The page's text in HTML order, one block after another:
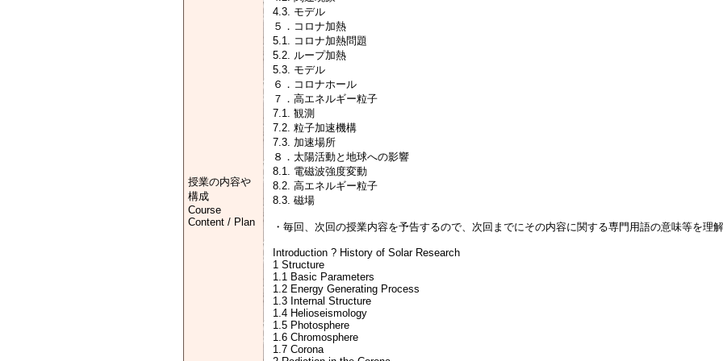
授業の内容や
構成
Course
Content / Plan
4.3. モデル
５．コロナ加熱
5.1. コロナ加熱問題
5.2. ループ加熱
5.3. モデル
６．コロナホール
７．高エネルギー粒子
7.1. 観測
7.2. 粒子加速機構
7.3. 加速場所
８．太陽活動と地球への影響
8.1. 電磁波強度変動
8.2. 高エネルギー粒子
8.3. 磁場
・毎回、次回の授業内容を予告するので、次回までにその内容に関する専門用語の意味等を理解
Introduction ? History of Solar Research
1 Structure
1.1 Basic Parameters
1.2 Energy Generating Process
1.3 Internal Structure
1.4 Helioseismology
1.5 Photosphere
1.6 Chromosphere
1.7 Corona